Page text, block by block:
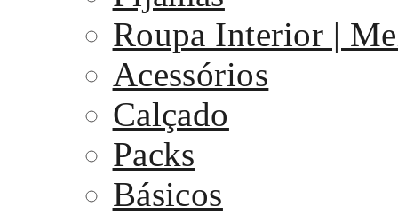
Roupa Interior |
Acessórios
Calçado
Packs
Básicos